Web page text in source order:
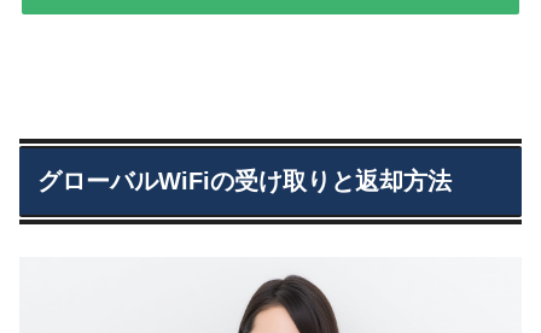
グローバルWiFiの受け取りと返却方法